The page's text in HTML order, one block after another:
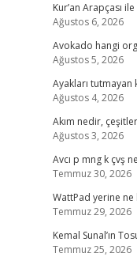
Kur’an Arapçası
Ağustos 6, 2026
Avokado hangi
Ağustos 5, 2026
Ayakları tutmayan
Ağustos 4, 2026
Akım nedir,
Ağustos 3, 2026
Avcı p mng k çvş
Temmuz 30, 2026
WattPad yerine ne
Temmuz 29, 2026
Kemal Sunal’ın
Temmuz 25, 2026